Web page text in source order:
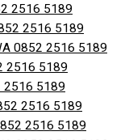
2516 5189
2516 5189
0852 2516 5189
2516 5189
2516 5189
2516 5189
2516 5189